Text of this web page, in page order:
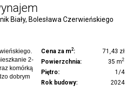
Biały, Bolesława Czerwieńskiego
2-
komórką
dobrym
Cena za m2:
71,43 zł
Powierzchnia:
35 m2
Piętro:
1/4
Rok budowy:
2024